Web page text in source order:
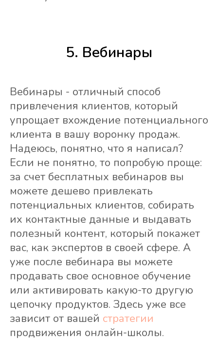
5. Вебинары
Вебинары - отличный способ
привлечения клиентов, который
упрощает вхождение потенциального
клиента в вашу воронку продаж.
Надеюсь, понятно, что я написал?
Если не понятно, то попробую проще:
за счет бесплатных вебинаров вы
можете дешево привлекать
потенциальных клиентов, собирать
их контактные данные и выдавать
полезный контент, который покажет
вас, как экспертов в своей сфере. А
уже после вебинара вы можете
продавать свое основное обучение
или активировать какую-то другую
цепочку продуктов. Здесь уже все
зависит от вашей стратегии
продвижения онлайн-школы.